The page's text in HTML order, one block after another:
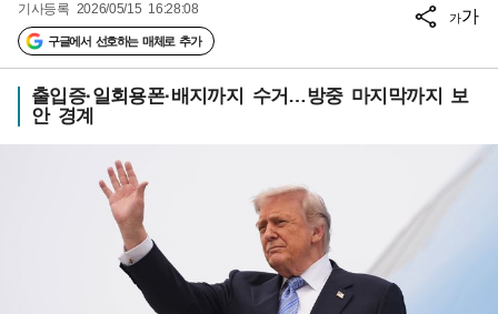
기사등록 2026/05/15 16:28:08
구글에서 선호하는 매체로 추가
가가
출입증·일회용폰·배지까지 수거…방중 마지막까지 보
안 경계